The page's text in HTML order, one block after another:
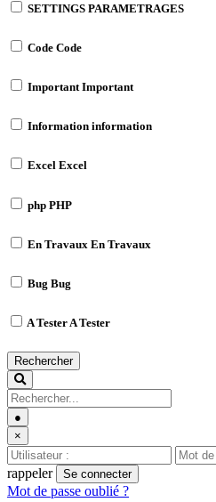
SETTINGS PARAMETRAGES
Code Code
ImportantImportant
Information information
Excel Excel
php PHP
En Travaux En Travaux
Bug Bug
A TesterA Tester
Rechercher
●
×
rappeler
Se connecter
Mot de passe oublié ?